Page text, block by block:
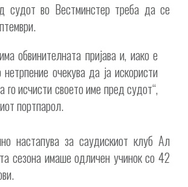
судот во Вестминстер треба да се
обвинителната пријава и, иако е
очекува да ја искористи
го исчисти своето име пред судот“,
портпарол.
настапува за саудискиот клуб Ал
сезона имаше одличен учинок со 42